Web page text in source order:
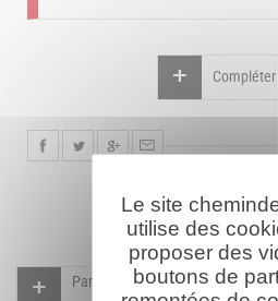
Participer à l'indexation du
Le site
utilise des
proposer des
boutons de